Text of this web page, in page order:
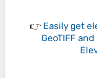
👉 Easily get
GeoTIFF